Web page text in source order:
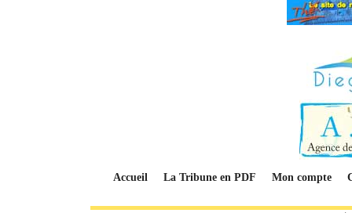
Accueil La Tribune en PDF Mon compte